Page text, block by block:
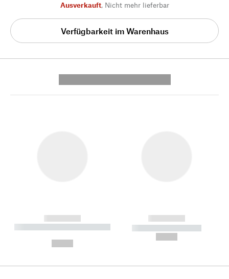
Ausverkauft, Nicht mehr lieferbar
Verfügbarkeit im Warenhaus
------------
----------- ----------- --------
------------
----------- -----------